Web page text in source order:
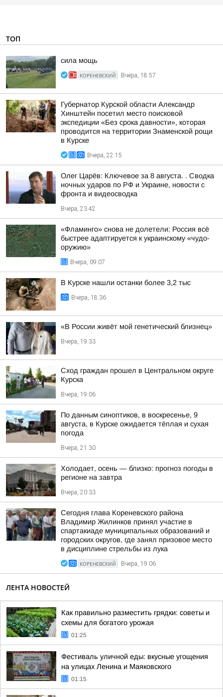
ТОП
сила мощь
КОРЕНЕВСКИЙ Вчера, 18:57
Губернатор Курской области Александр
Хинштейн посетил место поисковой
экспедиции «Без срока давности», которая
проводится на территории Знаменской рощи
в Курске
Вчера, 22:15
Олег Царёв: Ключевое за 8 августа. . Сводка
ночных ударов по РФ и Украине, новости с
фронта и видеосводка
Вчера, 23:42
«Фламинго» снова не долетели: Россия всё
быстрее адаптируется к украинскому «чудо-
оружию»
Вчера, 09:07
В Курске нашли останки более 3,2 тыс
Вчера, 18:36
«В России живёт мой генетический близнец»
Вчера, 19:33
Сход граждан прошел в Центральном округе
Курска
Вчера, 19:06
По данным синоптиков, в воскресенье, 9
августа, в Курске ожидается тёплая и сухая
погода
Вчера, 21:30
Холодает, осень — близко: прогноз погоды в
регионе на завтра
Вчера, 20:33
Сегодня глава Кореневского района
Владимир Жилинков принял участие в
спартакиаде муниципальных образований и
городских округов, где занял призовое место
в дисциплине стрельбы из лука
КОРЕНЕВСКИЙ Вчера, 19:06
ЛЕНТА НОВОСТЕЙ
Как правильно разместить грядки: советы и
схемы для богатого урожая
01:25
Фестиваль уличной еды: вкусные угощения
на улицах Ленина и Маяковского
01:15